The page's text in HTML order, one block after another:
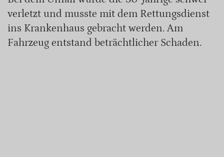
verletzt und musste mit dem Rettungsdienst
ins Krankenhaus gebracht werden. Am
Fahrzeug entstand beträchtlicher Schaden.